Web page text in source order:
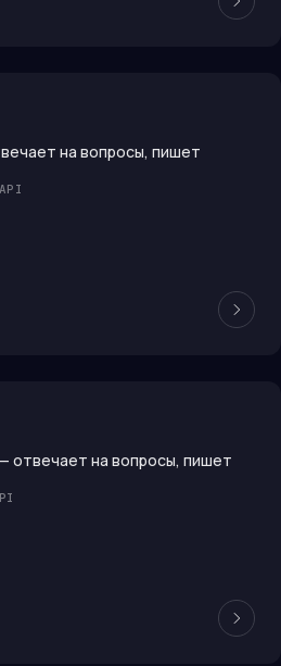
на вопросы, пишет
отвечает на вопросы, пишет